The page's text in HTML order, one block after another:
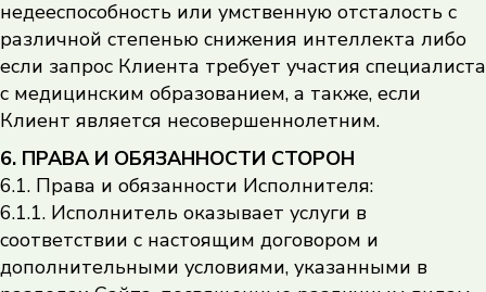
недееспособность или умственную отсталость с
различной степенью снижения интеллекта либо
если запрос Клиента требует участия специалиста
с медицинским образованием, а также, если
Клиент является несовершеннолетним.
6. ПРАВА И ОБЯЗАННОСТИ СТОРОН
6.1. Права и обязанности Исполнителя:
6.1.1. Исполнитель оказывает услуги в
соответствии с настоящим договором и
дополнительными условиями, указанными в